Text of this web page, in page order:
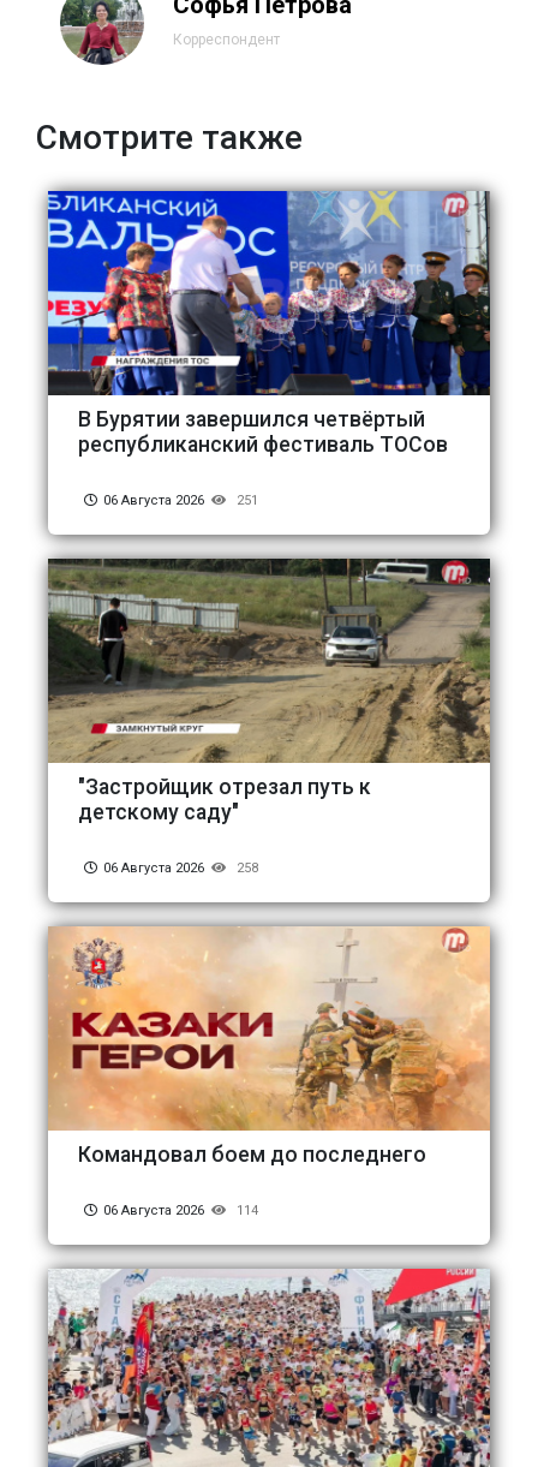
Корреспондент
Смотрите также
В Бурятии завершился четвёртый
республиканский фестиваль ТОСов
06 Августа 2026 251
"Застройщик отрезал путь к
детскому саду"
06 Августа 2026 258
Командовал боем до последнего
06 Августа 2026 114